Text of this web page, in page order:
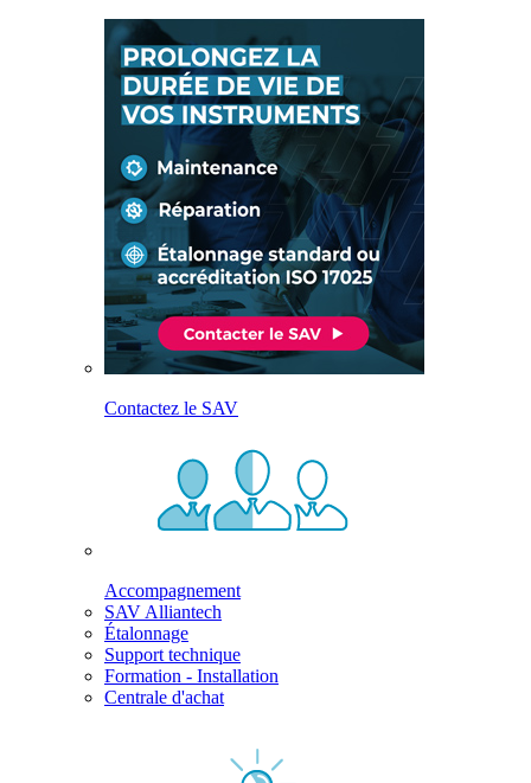
Contactez le SAV
Accompagnement
SAV Alliantech
Étalonnage
Support technique
Formation - Installation
Centrale d'achat